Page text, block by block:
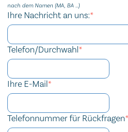
nach dem Namen (MA, BA ...)
Ihre Nachricht an uns:*
Telefon/Durchwahl*
Ihre E-Mail*
Telefonnummer für Rückfragen*